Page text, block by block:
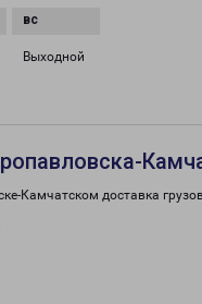
Выходной
Камчатском доставка